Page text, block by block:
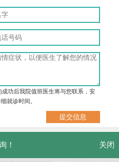
成功后我院值班医生将与您联系，安
就诊时间。
武汉市硚口区解放大道479号
！ 关闭